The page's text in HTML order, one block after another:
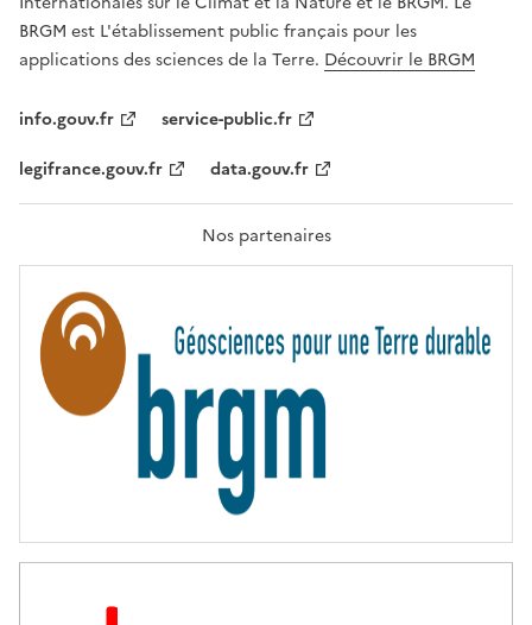
É
G
A
L
F
A
T
R
T
É
BRGM est L'établissement public français pour les
applications des sciences de la Terre. Découvrir le BRGM
info.gouv.fr
service-public.fr
legifrance.gouv.fr
data.gouv.fr
Nos partenaires